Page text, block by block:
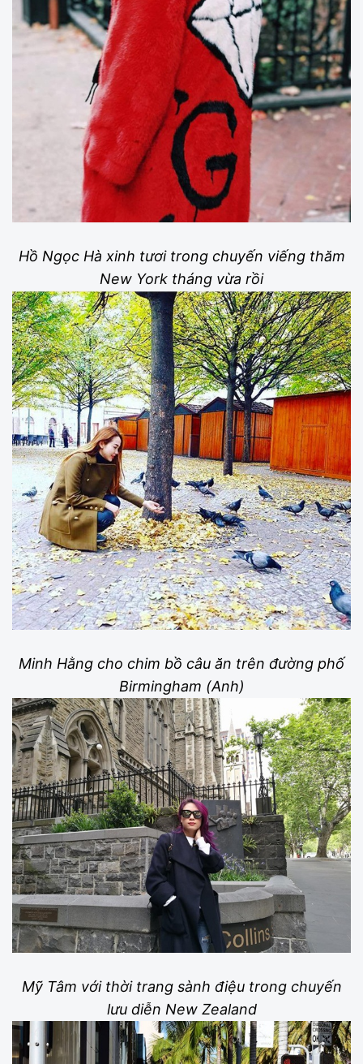
Hồ Ngọc Hà xinh tươi trong chuyến viếng thăm
New York tháng vừa rồi
Minh Hằng cho chim bồ câu ăn trên đường phố
Birmingham (Anh)
Mỹ Tâm với thời trang sành điệu trong chuyến
lưu diễn New Zealand